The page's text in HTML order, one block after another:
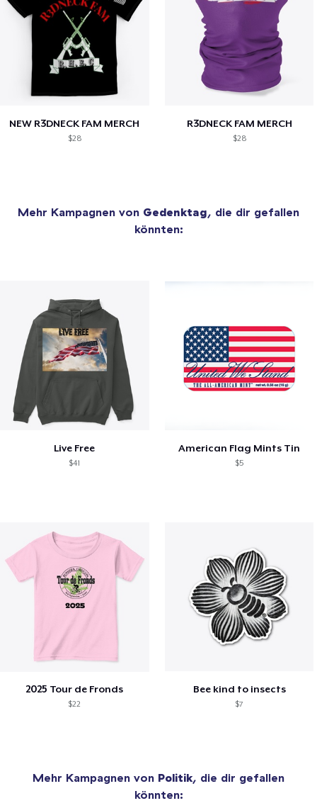
NEW R3DNECK FAM MERCH
$28
R3DNECK FAM MERCH
$28
Mehr Kampagnen von Gedenktag, die dir gefallen
könnten:
Live Free
$41
American Flag Mints Tin
$5
2025 Tour de Fronds
$22
Bee kind to insects
$7
Mehr Kampagnen von Politik, die dir gefallen
könnten: